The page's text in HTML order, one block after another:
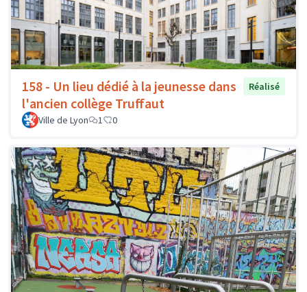
158 - Un lieu dédié à la jeunesse dans
l'ancien collège Truffaut
Réalisé
Ville de Lyon 1 0